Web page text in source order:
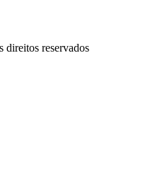
direitos reservados